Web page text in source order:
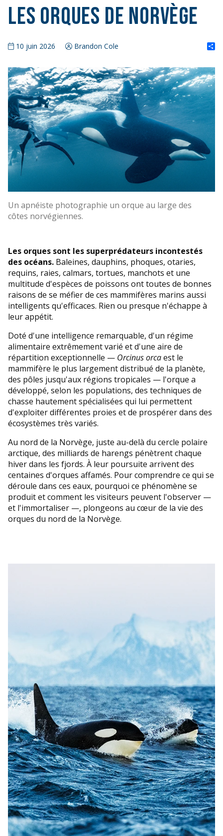
Les orques de Norvège
10 juin 2026 Brandon Cole
Un apnéiste photographie un orque au large des
côtes norvégiennes.
Les orques sont les superprédateurs incontestés
des océans. Baleines, dauphins, phoques, otaries,
requins, raies, calmars, tortues, manchots et une
multitude d'espèces de poissons ont toutes de bonnes
raisons de se méfier de ces mammifères marins aussi
intelligents qu'efficaces. Rien ou presque n'échappe à
leur appétit.
Doté d'une intelligence remarquable, d'un régime
alimentaire extrêmement varié et d'une aire de
répartition exceptionnelle — Orcinus orcaest le
mammifère le plus largement distribué de la planète,
des pôles jusqu'aux régions tropicales — l'orque a
développé, selon les populations, des techniques de
chasse hautement spécialisées qui lui permettent
d'exploiter différentes proies et de prospérer dans des
écosystèmes très variés.
Au nord de la Norvège, juste au-delà du cercle polaire
arctique, des milliards de harengs pénètrent chaque
hiver dans les fjords. À leur poursuite arrivent des
centaines d'orques affamés. Pour comprendre ce qui se
déroule dans ces eaux, pourquoi ce phénomène se
produit et comment les visiteurs peuvent l'observer —
et l'immortaliser —, plongeons au cœur de la vie des
orques du nord de la Norvège.